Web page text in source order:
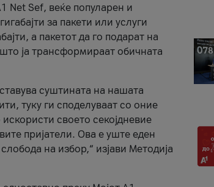
Net Sef, веќе популарен и
за пакети или услуги
а пакетот да го подарат на
ја трансформираат обичната
суштината на нашата
туку ги споделуваат со оние
своето секојдневие
пријатели. Ова е уште еден
на избор,“ изјави Методија